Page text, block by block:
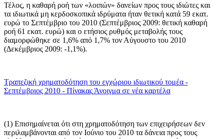
Τέλος, η καθαρή ροή των «λοιπών» δανείων προς τους ιδιώτες και
τα ιδιωτικά μη κερδοσκοπικά ιδρύματα ήταν θετική κατά 59 εκατ.
ευρώ το Σεπτέμβριο του 2010 (Σεπτέμβριος 2009: θετική καθαρή
ροή 61 εκατ. ευρώ) και ο ετήσιος ρυθμός μεταβολής τους
διαμορφώθηκε σε 1,6% από 1,7% τον Αύγουστο του 2010
(Δεκέμβριος 2009: -1,1%).
Τραπεζική χρηματοδότηση του εγχώριου ιδιωτικού τομέα -
Σεπτέμβριος 2010 - Πίνακας Άνοιγμα σε νέα καρτέλα
(1) Επισημαίνεται ότι στη χρηματοδότηση των επιχειρήσεων δεν
περιλαμβάνονται από τον Ιούνιο του 2010 τα δάνεια προς τους